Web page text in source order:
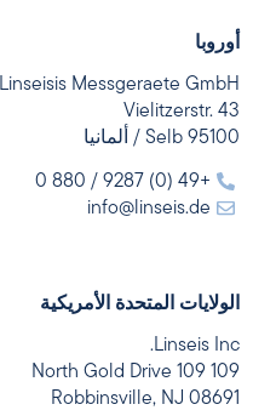
أوروبا
Linseisis Messgeraete GmbH
Vielitzerstr. 43
95100 Selb / ألمانيا
+49 (0) 9287 / 880 0
info@linseis.de
الولايات المتحدة الأمريكية
Linseis Inc.
109 109 North Gold Drive
Robbinsville, NJ 08691